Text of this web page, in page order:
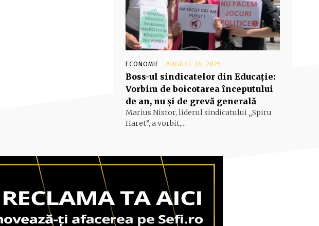
ECONOMIE AUGUST 26, 2025
Boss-ul sindicatelor din Educație:
Vorbim de boicotarea începutului
de an, nu și de grevă generală
Marius Nistor, liderul sindicatului „Spiru
Haret”, a vorbit,...